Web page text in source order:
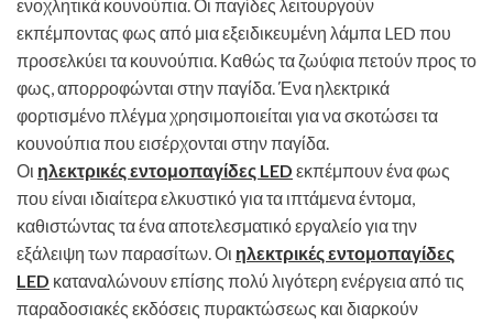
ενοχλητικά κουνούπια. Οι παγίδες λειτουργούν
εκπέμποντας φως από μια εξειδικευμένη λάμπα LED που
προσελκύει τα κουνούπια. Καθώς τα ζωύφια πετούν προς το
φως, απορροφώνται στην παγίδα. Ένα ηλεκτρικά
φορτισμένο πλέγμα χρησιμοποιείται για να σκοτώσει τα
κουνούπια που εισέρχονται στην παγίδα.
Οι ηλεκτρικές εντομοπαγίδες LED εκπέμπουν ένα φως
που είναι ιδιαίτερα ελκυστικό για τα ιπτάμενα έντομα,
καθιστώντας τα ένα αποτελεσματικό εργαλείο για την
εξάλειψη των παρασίτων. Οι ηλεκτρικές εντομοπαγίδες
LED καταναλώνουν επίσης πολύ λιγότερη ενέργεια από τις
παραδοσιακές εκδόσεις πυρακτώσεως και διαρκούν